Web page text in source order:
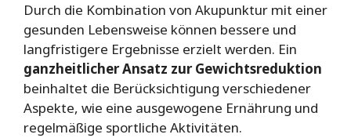
Durch die Kombination von Akupunktur mit einer
gesunden Lebensweise können bessere und
langfristigere Ergebnisse erzielt werden. Ein
ganzheitlicher Ansatz zur Gewichtsreduktion
beinhaltet die Berücksichtigung verschiedener
Aspekte, wie eine ausgewogene Ernährung und
regelmäßige sportliche Aktivitäten.